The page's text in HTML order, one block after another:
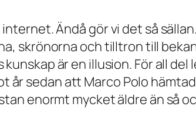
Ändå gör vi det så sällan.
skrönorna och tilltron till
är en illusion. För all del
år sedan att Marco Polo
enormt mycket äldre än så